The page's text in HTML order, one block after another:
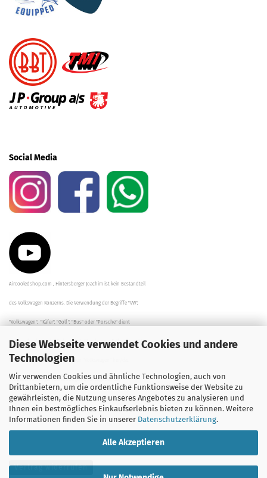
Diese Webseite verwendet Cookies und andere
Technologien
Wir verwenden Cookies und ähnliche Technologien, auch von
Drittanbietern, um die ordentliche Funktionsweise der Website zu
gewährleisten, die Nutzung unseres Angebotes zu analysieren und
Ihnen ein bestmögliches Einkaufserlebnis bieten zu können. Weitere
Informationen finden Sie in unserer Datenschutzerklärung.
Alle Akzeptieren
Social Media
Aircooledshop.com , Hintersberger Joachim ist kein Bestandteil
des Volkswagen Konzerns. Die Verwendung der Begriffe "VW",
"Volkswagen", "Käfer", "Golf", "Bus" oder "Porsche" dient
der Beschreibung der Teile und stellt in keinem Fall eine direkte
Verbindung zu dem Unternehmen "Volkswagen" her/da.
Die Beschreibungen, Zeichnungen und Angaben zur
Verwendung sind sorgfältig überprüft worden.
Vertrag widerrufen